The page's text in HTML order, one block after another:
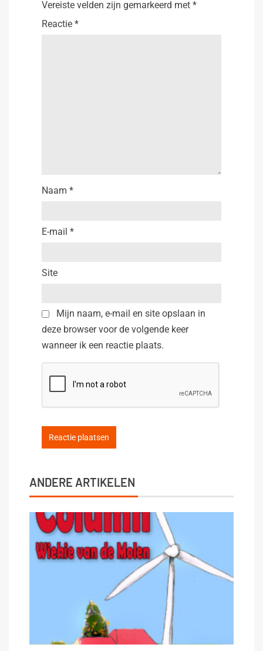
Vereiste velden zijn gemarkeerd met *
Reactie *
Naam *
E-mail *
Site
Mijn naam, e-mail en site opslaan in
deze browser voor de volgende keer
wanneer ik een reactie plaats.
ANDERE ARTIKELEN